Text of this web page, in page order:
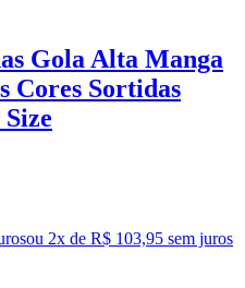
Gola Alta Manga
Cores Sortidas
ou 2x de R$ 103,95 sem juros